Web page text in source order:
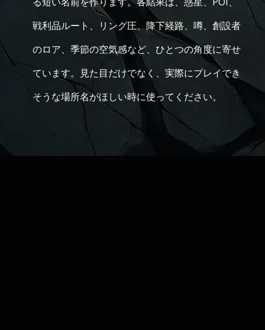
戦利品ルート、リング圧、降下経路、噂、創設者
のロア、季節の空気感など、ひとつの角度に寄せ
ています。見た目だけでなく、実際にプレイでき
そうな場所名がほしい時に使ってください。